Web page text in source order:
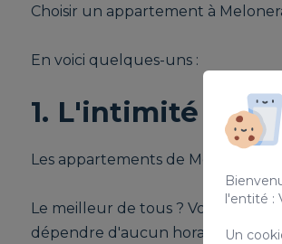
Choisir un appartement à
En voici quelques-uns :
1. L'intimité
Les appartements de Meloneras
Le meilleur de tous ? Vous
dépendre d'aucun horaire.
l'entité :
Un